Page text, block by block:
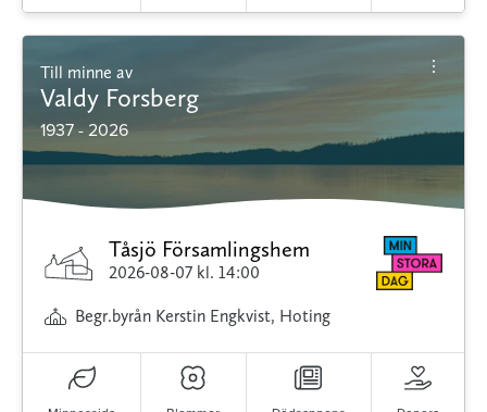
Till minne av
Valdy Forsberg
1937 - 2026
Tåsjö Församlingshem
2026-08-07 kl. 14:00
Begr.byrån Kerstin Engkvist, Hoting